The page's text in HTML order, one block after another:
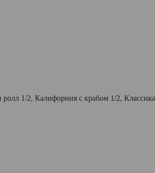
1/2, Калифорния с крабом 1/2,